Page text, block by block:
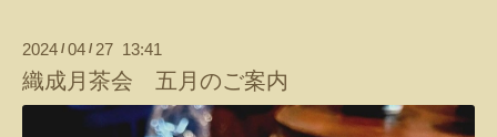
2024 / 04 / 27 13:41
織成月茶会 五月のご案内